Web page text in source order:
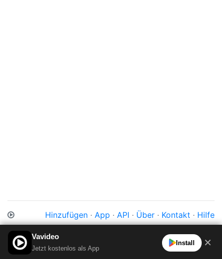
Hinzufügen · App · API · Über · Kontakt · Hilfe
Impressum
Vavideo
Jetzt kostenlos als App
Install ✕